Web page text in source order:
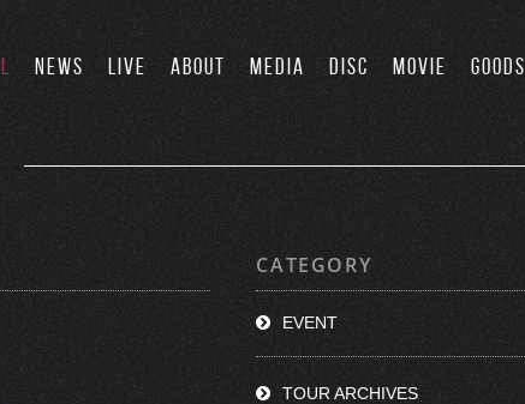
NEWS LIVE ABOUT MEDIA DISC MOVIE GOODS
CATEGORY
EVENT
TOUR ARCHIVES